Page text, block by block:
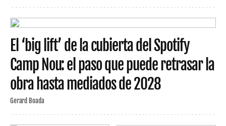
El ‘big lift’ de la cubierta del Spotify
Camp Nou: el paso que puede retrasar la
obra hasta mediados de 2028
Gerard Boada